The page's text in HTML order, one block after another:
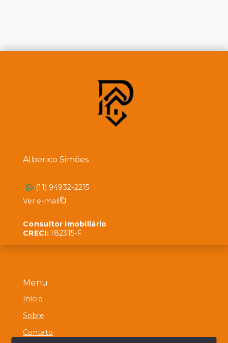
Menu
Início
Sobre
Contato
Alberico Simões
(11) 94932-2215
Ver e-mail
Consultor imobiliário
CRECI:182315-F